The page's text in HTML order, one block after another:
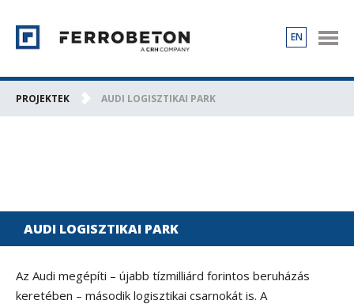
TERMÉKEK
EN
PROJEKTEK AUDI LOGISZTIKAI PARK
AUDI LOGISZTIKAI PARK
Az Audi megépíti – újabb tízmilliárd forintos beruházás
keretében – második logisztikai csarnokát is. A